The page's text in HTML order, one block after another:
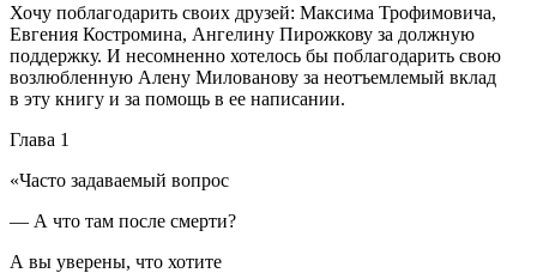
Хочу поблагодарить своих друзей: Максима Трофимовича,
Евгения Костромина, Ангелину Пирожкову за должную
поддержку. И несомненно хотелось бы поблагодарить свою
возлюбленную Алену Милованову за неотъемлемый вклад
в эту книгу и за помощь в ее написании.
Глава 1
«Часто задаваемый вопрос
— А что там после смерти?
А вы уверены, что хотите